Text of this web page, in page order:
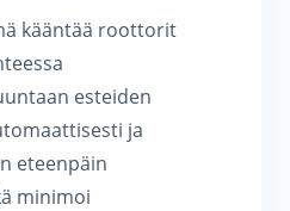
kääntää roottorit
esteiden
ja
eteenpäin
minimoi